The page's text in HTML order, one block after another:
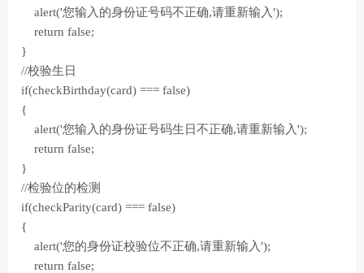
alert('您输入的身份证号码不正确,请重新输入');
return false;
}
//校验生日
if(checkBirthday(card) === false)
{
alert('您输入的身份证号码生日不正确,请重新输入');
return false;
}
//检验位的检测
if(checkParity(card) === false)
{
alert('您的身份证校验位不正确,请重新输入');
return false;